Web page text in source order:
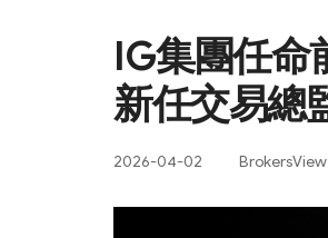
IG集團任命
新任交易總
2026-04-02 BrokersView